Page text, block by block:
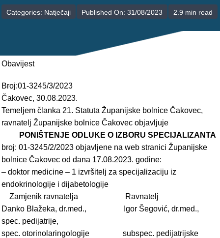
POLIKLINIKE
JEDINICE NEZDRAVSTVENIH DJELATNOSTI
Categories: Natječaji Published On: 31/08/2023 2.9 min read
Obavijest
Broj:01-3245/3/2023
Čakovec, 30.08.2023.
Temeljem članka 21. Statuta Županijske bolnice Čakovec,
ravnatelj Županijske bolnice Čakovec objavljuje
PONIŠTENJE ODLUKE O IZBORU SPECIJALIZANTA
broj: 01-3245/2/2023 objavljene na web stranici Županijske
bolnice Čakovec od dana 17.08.2023. godine:
– doktor medicine – 1 izvršitelj za specijalizaciju iz
endokrinologije i dijabetologije
Zamjenik ravnatelja Ravnatelj
Danko Blažeka, dr.med., Igor Šegović, dr.med.,
spec. pedijatrije,
spec. otorinolaringologije subspec. pedijatrijske